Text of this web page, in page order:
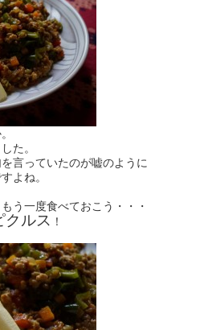
た。
言っていたのが嘘のように
よね。
う一度食べておこう・・・
クルス ！